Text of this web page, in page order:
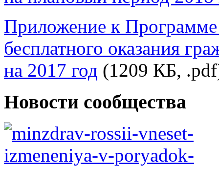
Приложение к Программе
бесплатного оказания
на 2017 год (1209 КБ,
Новости сообщества